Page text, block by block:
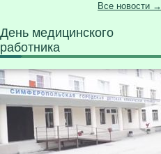
Все новости →
День медицинского
работника